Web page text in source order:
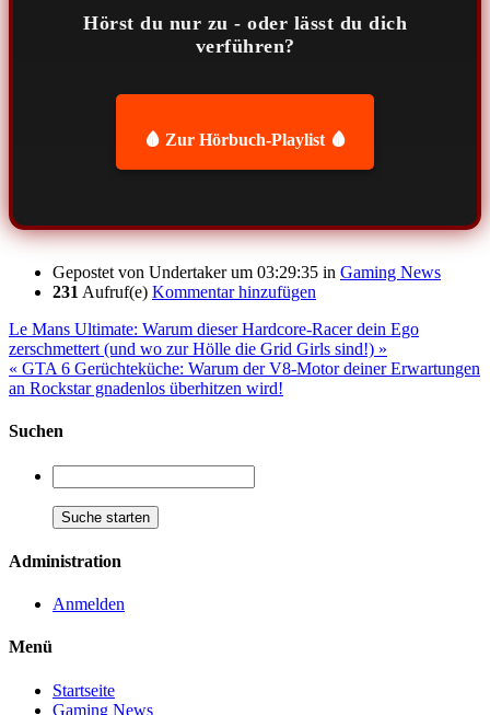
Hörst du nur zu - oder lässt du dich
verführen?
🩸 Zur Hörbuch-Playlist 🩸
Gepostet von Undertakerum 03:29:35 in Gaming News
231 Aufruf(e) Kommentar hinzufügen
Le Mans Ultimate: Warum dieser Hardcore-Racer dein Ego
zerschmettert (und wo zur Hölle die Grid Girls sind!) »
« GTA 6 Gerüchteküche: Warum der V8-Motor deiner Erwartungen
an Rockstar gnadenlos überhitzen wird!
Suchen
Administration
Anmelden
Menü
Startseite
Gaming News